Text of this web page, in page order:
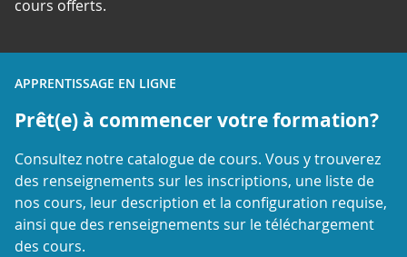
cours offerts.
APPRENTISSAGE EN LIGNE
Prêt(e) à commencer votre formation?
Consultez notre catalogue de cours. Vous y trouverez
des renseignements sur les inscriptions, une liste de
nos cours, leur description et la configuration requise,
ainsi que des renseignements sur le téléchargement
des cours.